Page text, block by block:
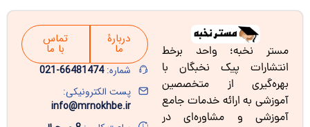
مستر نخبه؛ واحد برخط
انتشارات پیک نخبگان با
بهره‌گیری از متخصصین
آموزشی به ارائه خدمات جامع
آموزشی و مشاوره‌ای در
دربارۀ
ما
تماس
با ما
شماره:66481474-021
پست الکترونیکی:
info@mrnokhbe.ir